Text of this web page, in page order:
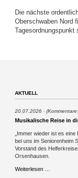
Die nächste
Oberschwaben Nord
Tagesordnungspunkt
AKTUELL
20.07.2026
Musikalische Reise in
„Immer wieder ist es
bei uns im Seniorenheim
Vorstand des
Orsenhausen.
Weiterlesen …